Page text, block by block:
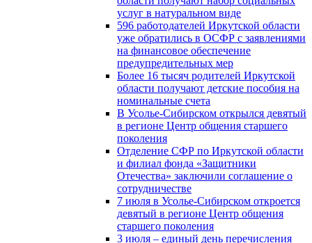
услуг в натуральном виде
596 работодателей Иркутской области
уже обратились в ОСФР с заявлениями
на финансовое обеспечение
предупредительных мер
Более 16 тысяч родителей Иркутской
области получают детские пособия на
номинальные счета
В Усолье-Сибирском открылся девятый
в регионе Центр общения старшего
поколения
Отделение СФР по Иркутской области
и филиал фонда «Защитники
Отечества» заключили соглашение о
сотрудничестве
7 июля в Усолье-Сибирском откроется
девятый в регионе Центр общения
старшего поколения
3 июля – единый день перечисления